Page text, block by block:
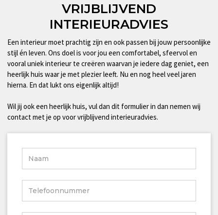
VRIJBLIJVEND
INTERIEURADVIES
Een interieur moet prachtig zijn en ook passen bij jouw persoonlijke
stijl én leven. Ons doel is voor jou een comfortabel, sfeervol en
vooral uniek interieur te creëren waarvan je iedere dag geniet, een
heerlijk huis waar je met plezier leeft. Nu en nog heel veel jaren
hierna. En dat lukt ons eigenlijk altijd!
Wil jij ook een heerlijk huis, vul dan dit formulier in dan nemen wij
contact met je op voor vrijblijvend interieuradvies.